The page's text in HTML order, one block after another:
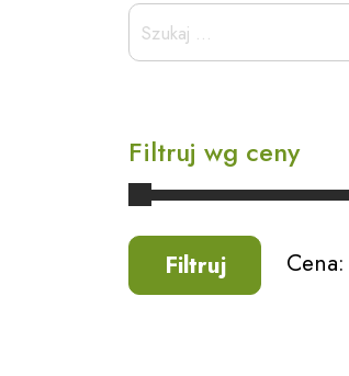
Szukaj:
Filtruj wg ceny
Filtruj Cena: